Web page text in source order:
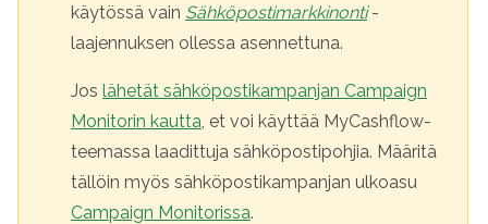
käytössä vain Sähköpostimarkkinonti-
laajennuksen ollessa asennettuna.
Jos lähetät sähköpostikampanjan Campaign
Monitorin kautta, et voi käyttää MyCashflow-
teemassa laadittuja sähköpostipohjia. Määritä
tällöin myös sähköpostikampanjan ulkoasu
Campaign Monitorissa.